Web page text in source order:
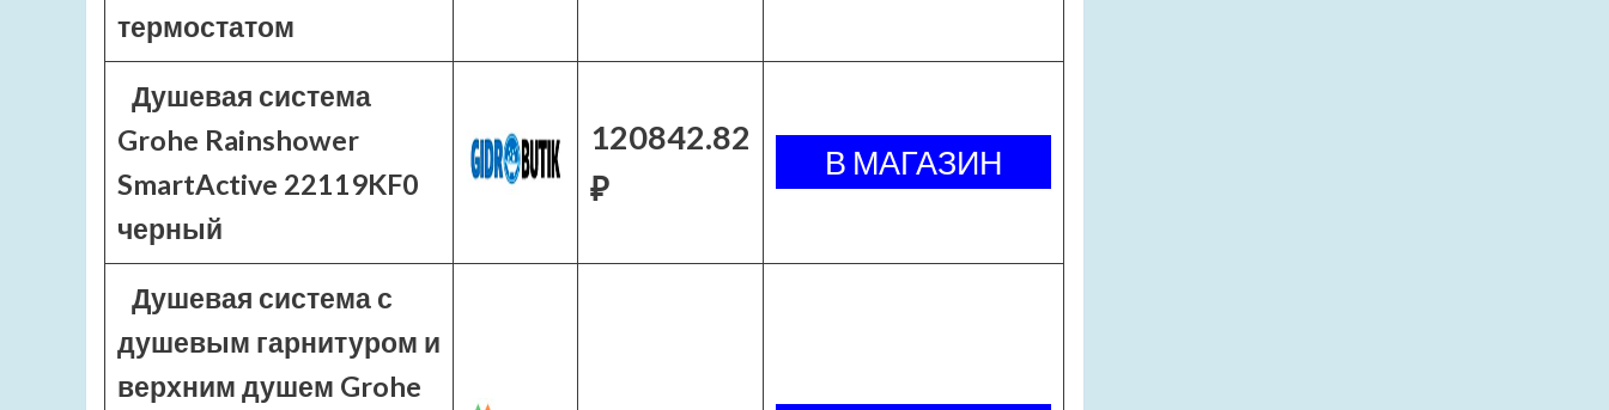
термостатом
Душевая система
Grohe Rainshower
SmartActive 22119KF0
черный
120842.82
₽
Душевая система с
душевым гарнитуром и
верхним душем Grohe